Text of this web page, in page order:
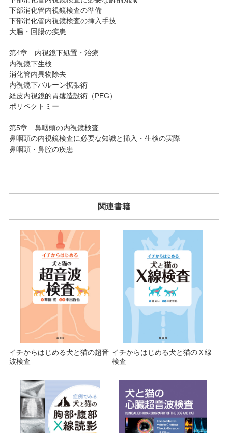
下部消化管内視鏡検査の準備
下部消化管内視鏡検査の挿入手技
大腸・回腸の疾患
第4章 内視鏡下処置・治療
内視鏡下生検
消化管内異物除去
内視鏡下バルーン拡張術
経皮内視鏡的胃瘻造設術（PEG）
ポリペクトミー
第5章 鼻咽頭の内視鏡検査
鼻咽頭の内視鏡検査に必要な知識と挿入・生検の実際
鼻咽頭・鼻腔の疾患
関連書籍
イチからはじめる犬と猫の超音
波検査
イチからはじめる犬と猫のＸ線
検査